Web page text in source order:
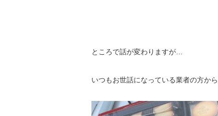
ところで話が変わりますが…
いつもお世話になっている業者の方から